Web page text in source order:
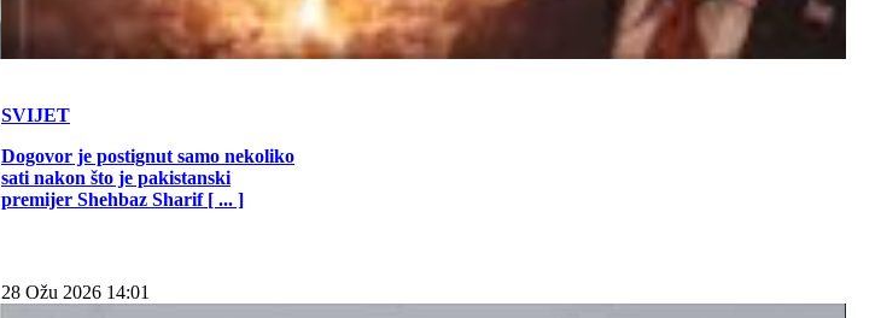
SVIJET
Dogovor je postignut samo nekoliko
sati nakon što je pakistanski
premijer Shehbaz Sharif [ ... ]
28 Ožu 2026 14:01